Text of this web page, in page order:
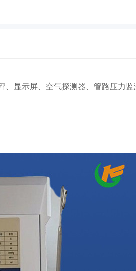
、显示屏、空气探测器、管路压力监